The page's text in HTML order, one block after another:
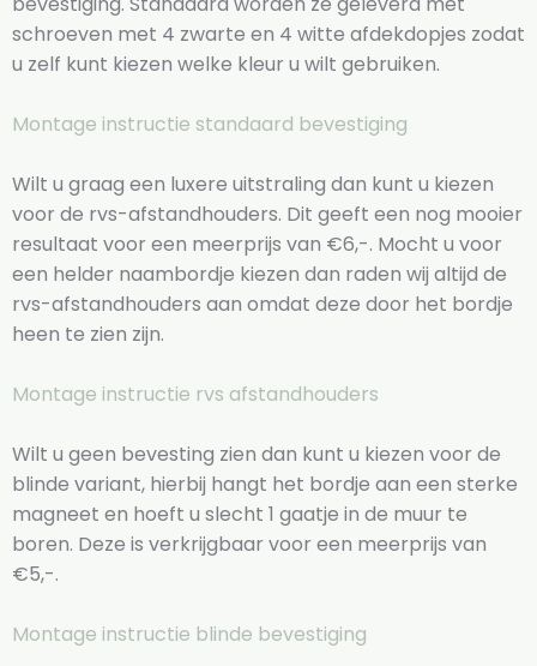
schroeven met 4 zwarte en 4 witte afdekdopjes zodat
u zelf kunt kiezen welke kleur u wilt gebruiken.
Montage instructie standaard bevestiging
Wilt u graag een luxere uitstraling dan kunt u kiezen
voor de rvs-afstandhouders. Dit geeft een nog mooier
resultaat voor een meerprijs van €6,-. Mocht u voor
een helder naambordje kiezen dan raden wij altijd de
rvs-afstandhouders aan omdat deze door het bordje
heen te zien zijn.
Montage instructie rvs afstandhouders
Wilt u geen bevesting zien dan kunt u kiezen voor de
blinde variant, hierbij hangt het bordje aan een sterke
magneet en hoeft u slecht 1 gaatje in de muur te
boren. Deze is verkrijgbaar voor een meerprijs van
€5,-.
Montage instructie blinde bevestiging